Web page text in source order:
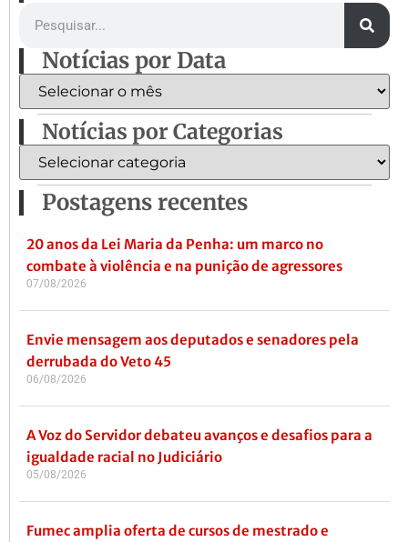
Notícias por Data
Notícias por Categorias
Postagens recentes
20 anos da Lei Maria da Penha: um marco no
combate à violência e na punição de agressores
07/08/2026
Envie mensagem aos deputados e senadores pela
derrubada do Veto 45
06/08/2026
A Voz do Servidor debateu avanços e desafios para a
igualdade racial no Judiciário
05/08/2026
Fumec amplia oferta de cursos de mestrado e